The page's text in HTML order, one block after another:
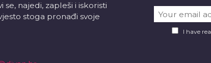
najedi, zapleši i iskoristi
stoga pronađi svoje
I have